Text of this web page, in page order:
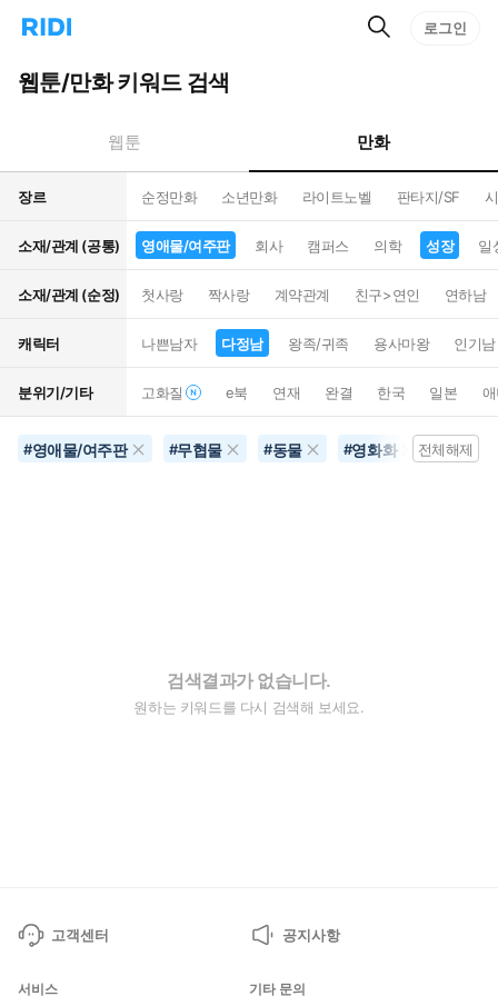
리
홈
으
턴
트
검
로그인
웹툰/만화 키워드 검색
웹툰 만화
장르 순정만화 소년만화 라이트노벨 판타지/SF
소재/관계 (공통) 영애물/여주판 회사 캠퍼스 의학 성장 일
소재/관계 (순정) 첫사랑 짝사랑 계약관계 친구>연인 연하남
캐릭터 나쁜남자 다정남 왕족/귀족 용사마왕 인기남
분위기/기타 고화질 e북 연재 완결 한국 일본
#영애물/여주판 #무협물 #동물 #영화화 #성장
전체해제
검색결과가 없습니다.
원하는 키워드를 다시 검색해 보세요.
고객센터 공지사항
서비스 기타 문의